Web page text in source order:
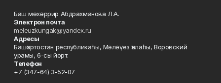
Баш мөхәррир Абдрахманова Л.А.
Электрон почта
meleuzkungak@yandex.ru
Адресы
Башҡортостан республикаһы, Мәләүез ҡалаһы, Воровский
урамы, 6-сы йорт.
Телефон
+7 (347-64) 3-52-07